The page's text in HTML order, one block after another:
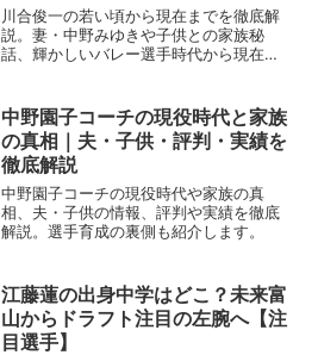
川合俊一の若い頃から現在までを徹底解
説。妻・中野みゆきや子供との家族秘
話、輝かしいバレー選手時代から現在の
中野園子コーチの現役時代と家族
の真相｜夫・子供・評判・実績を
徹底解説
中野園子コーチの現役時代や家族の真
相、夫・子供の情報、評判や実績を徹底
解説。選手育成の裏側も紹介します。
江藤蓮の出身中学はどこ？未来富
山からドラフト注目の左腕へ【注
目選手】